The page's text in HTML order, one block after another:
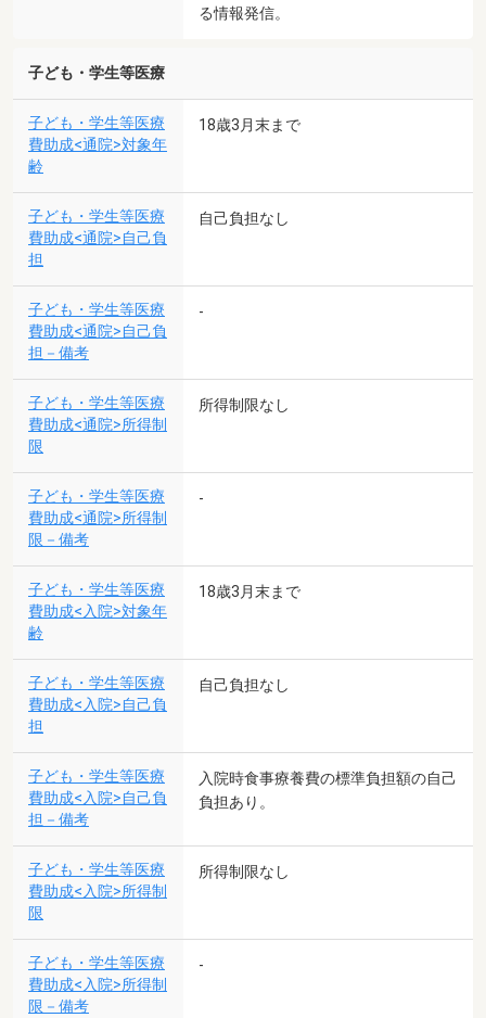
る情報発信。
子ども・学生等医療
子ども・学生等医療
費助成<通院>対象年
齢
18歳3月末まで
子ども・学生等医療
費助成<通院>自己負
担
自己負担なし
子ども・学生等医療
費助成<通院>自己負
担－備考
-
子ども・学生等医療
費助成<通院>所得制
限
所得制限なし
子ども・学生等医療
費助成<通院>所得制
限－備考
-
子ども・学生等医療
費助成<入院>対象年
齢
18歳3月末まで
子ども・学生等医療
費助成<入院>自己負
担
自己負担なし
子ども・学生等医療
費助成<入院>自己負
担－備考
入院時食事療養費の標準負担額の自己
負担あり。
子ども・学生等医療
費助成<入院>所得制
限
所得制限なし
子ども・学生等医療
費助成<入院>所得制
限－備考
-